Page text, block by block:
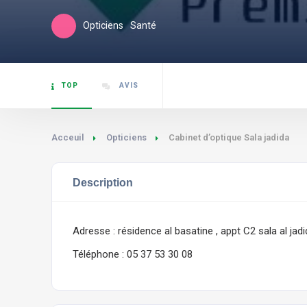
Opticiens Santé
TOP AVIS
Acceuil Opticiens Cabinet d’optique Sala jadida
Description
Adresse : résidence al basatine , appt C2 sala al
Téléphone : 05 37 53 30 08